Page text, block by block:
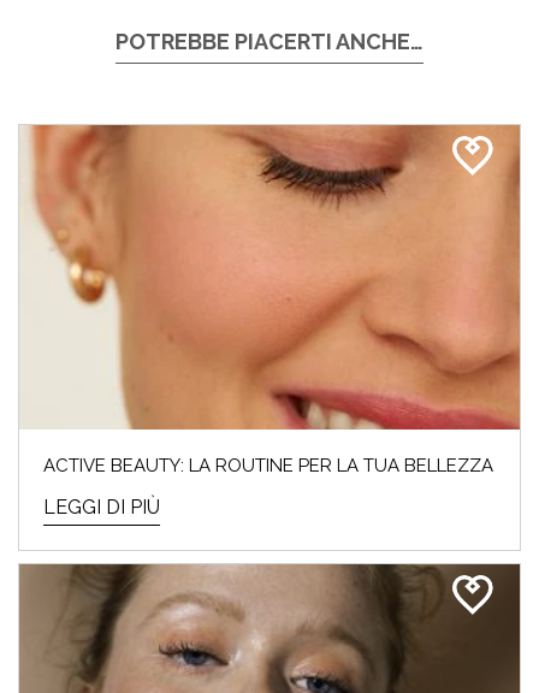
POTREBBE PIACERTI ANCHE…
ACTIVE BEAUTY: LA ROUTINE PER LA TUA BELLEZZA
LEGGI DI PIÙ